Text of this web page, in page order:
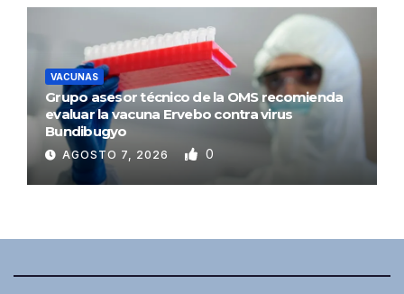
VACUNAS
Grupo asesor técnico de la OMS recomienda
evaluar la vacuna Ervebo contra virus
Bundibugyo
AGOSTO 7, 2026 0